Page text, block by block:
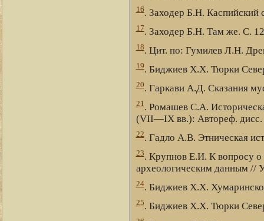
16. Заходер Б.Н. Каспийский
17. Заходер Б.Н. Там же. С.
18. Цит. по: Гумилев Л.Н.
19. Биджиев Х.Х. Тюрки
20. Гаркави А.Д. Сказания
21. Ромашев С.А.
(VII—IX вв.): Автореф. дисс.
22. Гадло А.В. Этническая
23. Крупнов Е.И. К вопросу о
археологическим данным
24. Биджиев Х.Х.
25. Биджиев Х.Х. Тюрки